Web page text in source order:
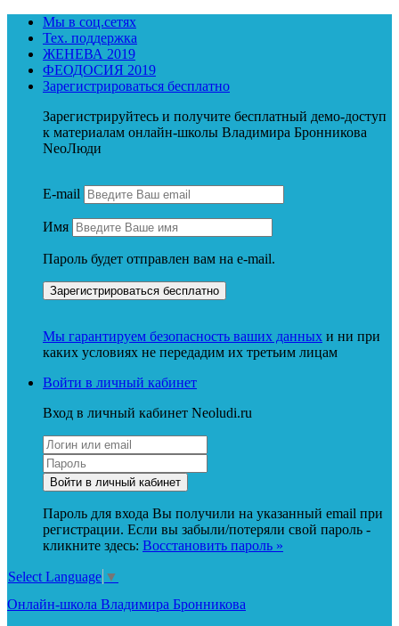
Мы в соц.сетях
Тех. поддержка
ЖЕНЕВА 2019
ФЕОДОСИЯ 2019
Зарегистрироваться бесплатно
Зарегистрируйтесь и получите бесплатный демо-доступ
к материалам онлайн-школы Владимира Бронникова
NeoЛюди
E-mail
Имя
Пароль будет отправлен вам на e-mail.
Мы гарантируем безопасность ваших данных и ни при
каких условиях не передадим их третьим лицам
Войти в личный кабинет
Вход в личный кабинет Neoludi.ru
Пароль для входа Вы получили на указанный email при
регистрации. Если вы забыли/потеряли свой пароль -
кликните здесь: Восстановить пароль »
Select Language ▼
Онлайн-школа Владимира Бронникова